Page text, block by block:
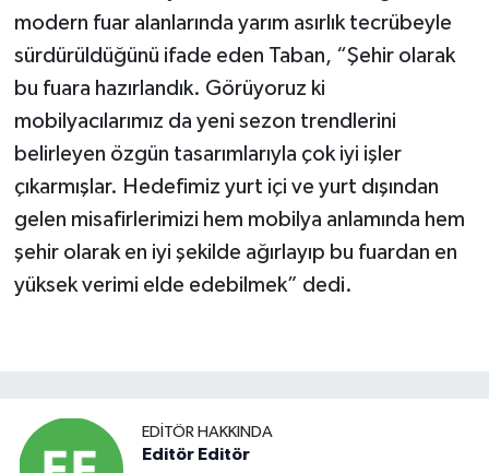
modern fuar alanlarında yarım asırlık tecrübeyle
sürdürüldüğünü ifade eden Taban, “Şehir olarak
bu fuara hazırlandık. Görüyoruz ki
mobilyacılarımız da yeni sezon trendlerini
belirleyen özgün tasarımlarıyla çok iyi işler
çıkarmışlar. Hedefimiz yurt içi ve yurt dışından
gelen misafirlerimizi hem mobilya anlamında hem
şehir olarak en iyi şekilde ağırlayıp bu fuardan en
yüksek verimi elde edebilmek” dedi.
EDITÖR HAKKINDA
Editör Editör